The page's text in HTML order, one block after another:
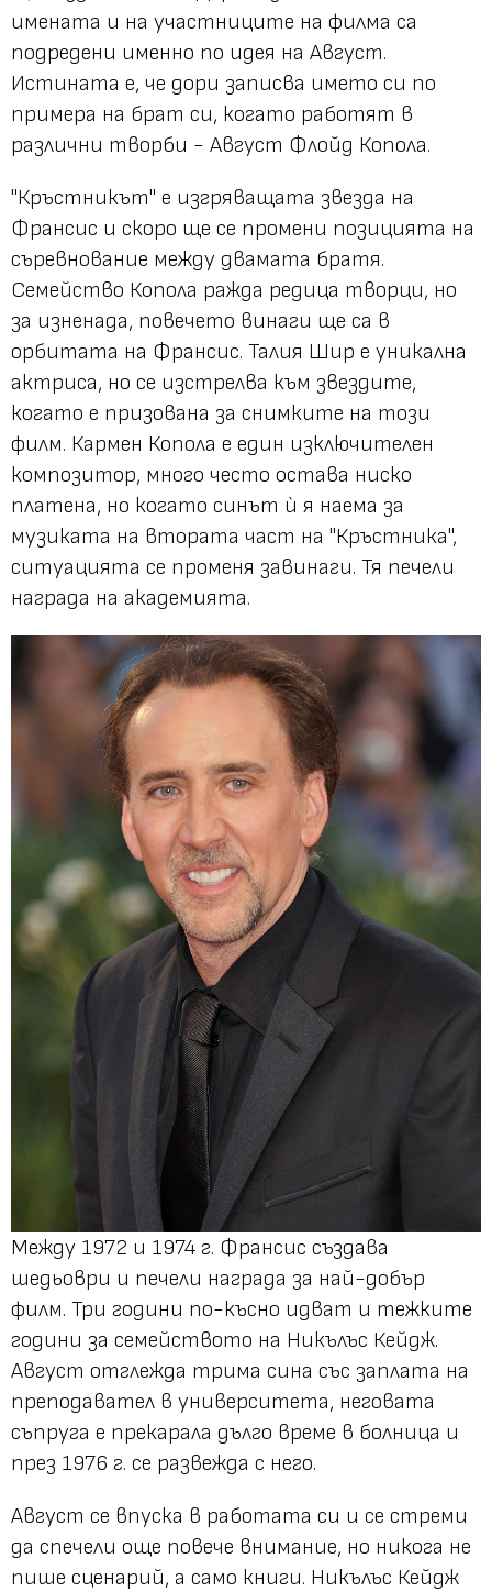
имената и на участниците на филма са
подредени именно по идея на Август.
Истината е, че дори записва името си по
примера на брат си, когато работят в
различни творби - Август Флойд Копола.
"Кръстникът" е изгряващата звезда на
Франсис и скоро ще се промени позицията на
съревнование между двамата братя.
Семейство Копола ражда редица творци, но
за изненада, повечето винаги ще са в
орбитата на Франсис. Талия Шир е уникална
актриса, но се изстрелва към звездите,
когато е призована за снимките на този
филм. Кармен Копола е един изключителен
композитор, много често остава ниско
платена, но когато синът ѝ я наема за
музиката на втората част на "Кръстника",
ситуацията се променя завинаги. Тя печели
награда на академията.
Между 1972 и 1974 г. Франсис създава
шедьоври и печели награда за най-добър
филм. Три години по-късно идват и тежките
години за семейството на Никълъс Кейдж.
Август отглежда трима сина със заплата на
преподавател в университета, неговата
съпруга е прекарала дълго време в болница и
през 1976 г. се развежда с него.
Август се впуска в работата си и се стреми
да спечели още повече внимание, но никога не
пише сценарий, а само книги. Никълъс Кейдж